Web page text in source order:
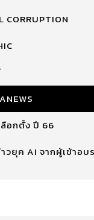
CORRUPTION
ลือกตั้ง ปี 66
วยุค AI จากผู้เข้าอ